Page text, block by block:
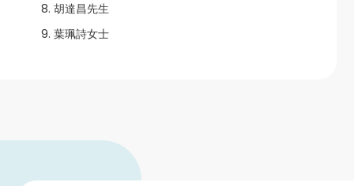
胡達昌先生
葉珮詩女士